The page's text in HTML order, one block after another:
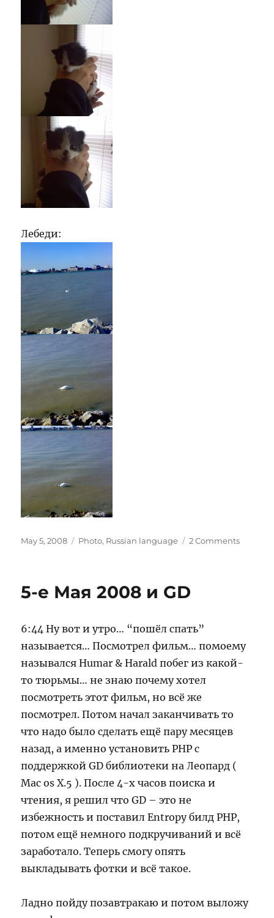
Лебеди:
Posted
May 5, 2008 Categories
Photo, Russian language 2 Commentson
5-е Мая 2008 и GD
6:44 Ну вот и утро… “пошёл спать”
называется… Посмотрел фильм… помоему
назывался Humar & Harald побег из какой-
то тюрьмы… не знаю почему хотел
посмотреть этот фильм, но всё же
посмотрел. Потом начал заканчивать то
что надо было сделать ещё пару месяцев
назад, а именно установить PHP с
поддержкой GD библиотеки на Леопард (
Mac os X.5 ). После 4-х часов поиска и
чтения, я решил что GD – это не
избежность и поставил Entropy билд PHP,
потом ещё немного подкручиваний и всё
заработало. Теперь смогу опять
выкладывать фотки и всё такое.
Ладно пойду позавтракаю и потом выложу